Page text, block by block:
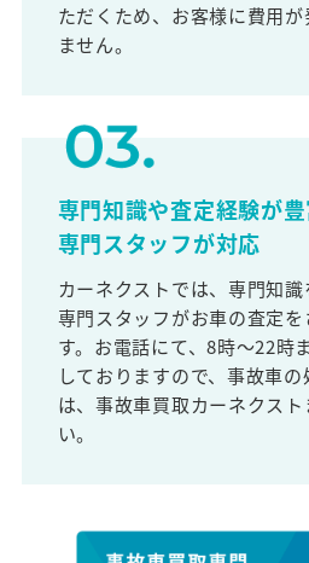
ただくため、お客様に費用
ません。
専門知識や査定経験が
専門スタッフが対応
カーネクストでは、専門知
専門スタッフがお車の査定
す。お電話にて、8時～22時
しておりますので、事故車
は、事故車買取カーネクス
い。